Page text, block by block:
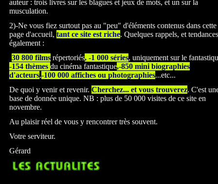
auteur : trois livres sur les blagues et jeux de mots, et un sur la
musculation.
2)-Ne vous fiez surtout pas au "peu" d'éléments contenus dans cette
page d'accueil, tant ce site est riche. Quelques rappels, et tendances
également :
-30 800 films répertoriés, -1 000 séries, uniquement sur le
-154 thèmes du cinéma fantastique,-850 mini biographies
d'acteurs,-100 000 affiches ou photographies...etc...
De quoi y venir et revenir. Cherchez... et vous trouverez. C'est
base de donnée unique. NB : plus de 50 000 visites de ce site en
novembre.
Au plaisir réel de vous y rencontrer très souvent.
Votre serviteur.
Gérard